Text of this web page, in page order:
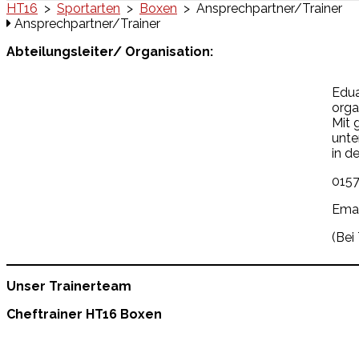
HT16 > Sportarten > Boxen > Ansprechpartner/Trainer
Ansprechpartner/Trainer
Abteilungsleiter/ Organisation:
Mit
in
(Bei
Unser Trainerteam
Cheftrainer HT16 Boxen